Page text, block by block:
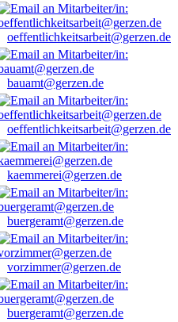
oeffentlichkeitsarbeit@gerzen.de
bauamt@gerzen.de
oeffentlichkeitsarbeit@gerzen.de
kaemmerei@gerzen.de
buergeramt@gerzen.de
vorzimmer@gerzen.de
buergeramt@gerzen.de